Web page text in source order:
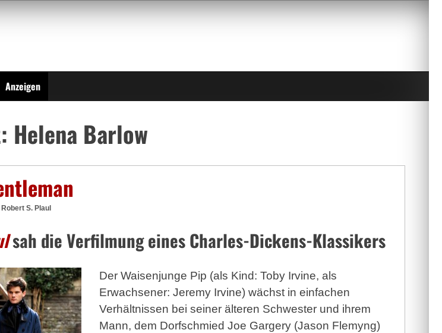
Anzeigen
Helena Barlow
Robert S. Plaul
sah die Verfilmung eines Charles-Dickens-Klassikers
Der Waisenjunge Pip (als Kind: Toby Irvine, als
Erwachsener: Jeremy Irvine) wächst in einfachen
Verhältnissen bei seiner älteren Schwester und ihrem
Mann, dem Dorfschmied Joe Gargery (Jason Flemyng)